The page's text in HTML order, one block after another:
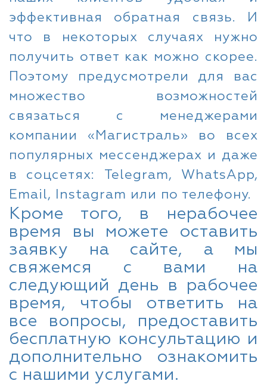
эффективная обратная связь. И
что в некоторых случаях нужно
получить ответ как можно скорее.
Поэтому предусмотрели для вас
множество возможностей
связаться с менеджерами
компании «Магистраль» во всех
популярных мессенджерах и даже
в соцсетях: Telegram, WhatsApp,
Email, Instagram или по телефону.
Кроме того, в нерабочее
время вы можете оставить
заявку на сайте, а мы
свяжемся с вами на
следующий день в рабочее
время, чтобы ответить на
все вопросы, предоставить
бесплатную консультацию и
дополнительно ознакомить
с нашими услугами.